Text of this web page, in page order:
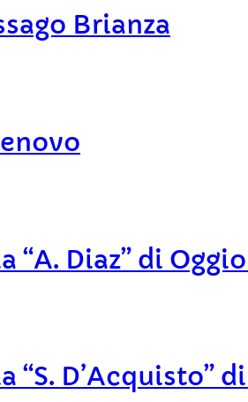
Brianza
Diaz” di
D’Acquisto”